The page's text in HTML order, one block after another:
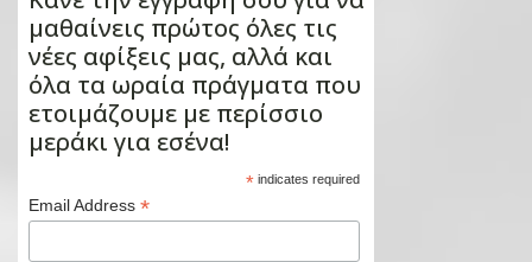
μαθαίνεις πρώτος όλες τις
νέες αφίξεις μας, αλλά και
όλα τα ωραία πράγματα που
ετοιμάζουμε με περίσσιο
μεράκι για εσένα!
* indicates required
Email Address *